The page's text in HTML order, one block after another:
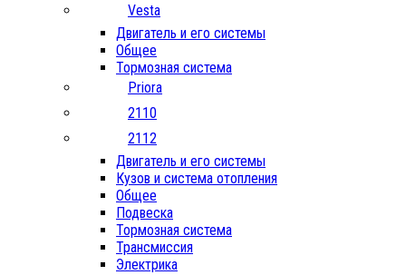
Vesta
Двигатель и его системы
Общее
Тормозная система
Priora
2110
2112
Двигатель и его системы
Кузов и система отопления
Общее
Подвеска
Тормозная система
Трансмиссия
Электрика